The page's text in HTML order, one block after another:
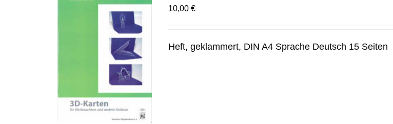
10,00€
Heft, geklammert, DIN A4 Sprache Deutsch 15 Seiten